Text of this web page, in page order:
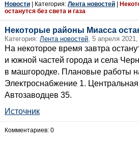
Новости | Категория: Лента новостей
останутся без света и газа
Некоторые районы Миасса
Категория: Лента новостей, 5 апреля
На некоторое время завтра
и южной частей города и села
в машгородке. Плановые работы
Электроснабжение 1.
Автозаводцев 35.
Источник
Комментариев: 0